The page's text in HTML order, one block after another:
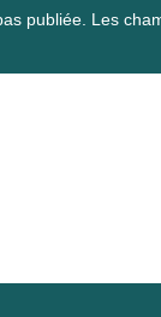
publiée. Les